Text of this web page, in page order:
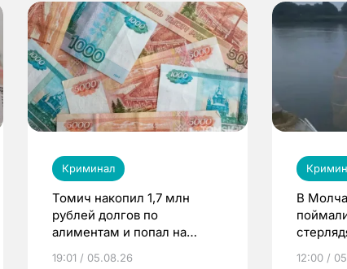
Криминал
Томич накопил 1,7 млн
рублей долгов по
алиментам и попал на
19:01 / 05.08.26
В
12:00 /